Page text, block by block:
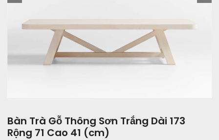
Bàn Trà Gỗ Thông Sơn Trắng Dài 173
Rộng 71 Cao 41 (cm)